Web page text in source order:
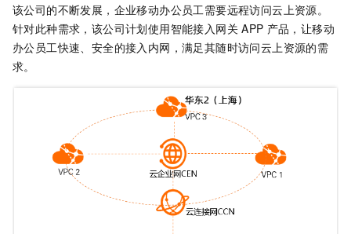
该公司的不断发展，企业移动办公员工需要远程访问云上资源。
针对此种需求，该公司计划使用智能接入网关 APP 产品，让移动
办公员工快速、安全的接入内网，满足其随时访问云上资源的需
求。